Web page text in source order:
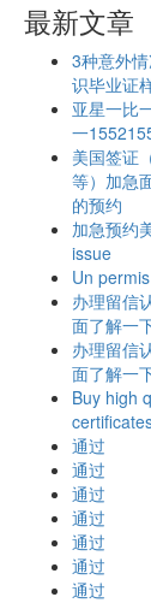
最新文章
3种意外
识毕业证
亚星一比
一
美国签证
等）加急
的预约
加急预约
issue
Un
办理留信
面了解一
办理留信
面了解一
Buy high
通过
通过
通过
通过
通过
通过
通过